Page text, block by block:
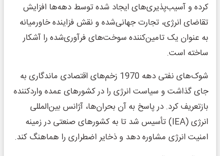
کرده و آسیب‌پذیری‌های ایجاد شده توسط دهه‌ها افزایش
تقاضای انرژی، تجارت جهانی‌شده و نقش فزاینده خاورمیانه
به عنوان یک تامین‌کننده سوخت‌های فرآوری‌شده را آشکار
ساخته است.
شوک‌های نفتی دهه 1970 زخم‌های اقتصادی ماندگاری به
جای گذاشت و سیاست انرژی را در کشورهای عمده واردکننده
بازتعریف کرد. در پاسخ به آن بحران‌ها، آژانس بین‌المللی
انرژی (IEA) تأسیس شد تا به کشورهای صنعتی در زمینه
امنیت انرژی مشاوره دهد و ذخایر اضطراری را هماهنگ کند.